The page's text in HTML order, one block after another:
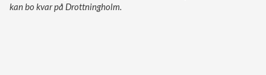
kan bo kvar på Drottningholm.